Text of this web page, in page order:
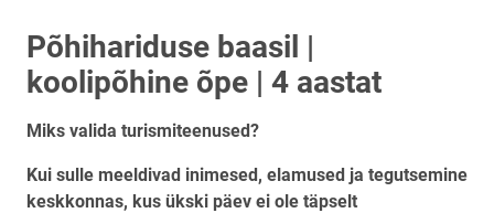
Põhihariduse baasil |
koolipõhine õpe | 4 aastat
Miks valida turismiteenused?
Kui sulle meeldivad inimesed, elamused ja tegutsemine
keskkonnas, kus ükski päev ei ole täpselt